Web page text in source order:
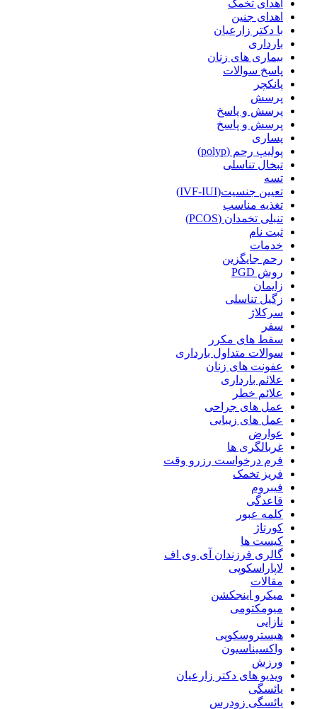
اهدای تخمک
اهدای جنین
با دکتر زارعیان
بارداری
بیماری های زنان
پاسخ سوالات
پانکچر
پرسش
پرسش و پاسخ
پرسش و پاسخ
پساری
پولیپ رحم (polyp)
تبخال تناسلی
تسه
تعیین جنسیت(IVF-IUI)
تغذیه مناسب
تنبلی تخمدان (PCOS)
ثبت نام
خدمات
رحم جایگزین
روش PGD
زایمان
زگیل تناسلی
سرکلاژ
سفر
سقط های مکرر
سوالات متداول بارداری
عفونت های زنان
علائم بارداری
علائم خطر
عمل های جراحی
عمل های زیبایی
عوارض
غربالگری ها
فرم درخواست رزرو وقت
فریز تخمک
فیبروم
قاعدگی
کلمه عبور
کورتاژ
کیست ها
گالری فرزندان آی وی اف
لاپاراسکوپی
مقالات
میکرو اینجکشن
میومکتومی
نازایی
هیستروسکوپی
واکسیناسیون
ورزش
ویدیو های دکتر زارعیان
یائسگی
یائسگی زودرس